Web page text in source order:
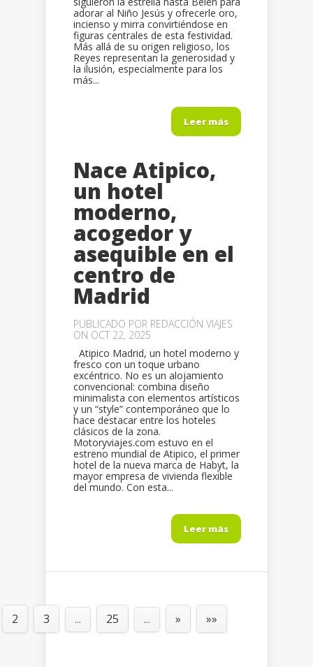
adorar al Niño Jesús y ofrecerle oro,
incienso y mirra convirtiéndose en
figuras centrales de esta festividad.
Más allá de su origen religioso, los
Reyes representan la generosidad y
la ilusión, especialmente para los
más...
Leer más
Nace Atipico,
un hotel
moderno,
acogedor y
asequible en el
centro de
Madrid
PUBLICADO POR REDACCIÓN VIAJES
ON OCT 22, 2025
Atipico Madrid, un hotel moderno y
fresco con un toque urbano
excéntrico. No es un alojamiento
convencional: combina diseño
minimalista con elementos artísticos
y un “style” contemporáneo que lo
hace destacar entre los hoteles
clásicos de la zona.
Motoryviajes.com estuvo en el
estreno mundial de Atipico, el primer
hotel de la nueva marca de Habyt, la
mayor empresa de vivienda flexible
del mundo. Con esta...
Leer más
2 3 ... 25 ... » »»